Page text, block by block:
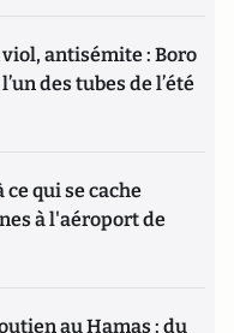
antisémite : Boro
des tubes de l’été
ce qui se cache
à l'aéroport de
au Hamas : du